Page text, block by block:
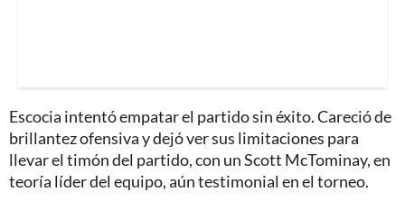
Escocia intentó empatar el partido sin éxito. Careció de
brillantez ofensiva y dejó ver sus limitaciones para
llevar el timón del partido, con un Scott McTominay, en
teoría líder del equipo, aún testimonial en el torneo.